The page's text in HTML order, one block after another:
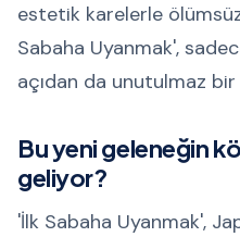
estetik karelerle
Sabaha Uyanmak',
açıdan da unutulmaz bir
Bu yeni geleneğin
geliyor?
'İlk Sabaha Uyanmak',